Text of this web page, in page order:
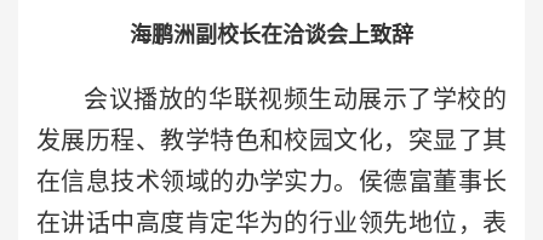
海鹏洲副校长在洽谈会上致辞
会议播放的华联视频生动展示了学校的
发展历程、教学特色和校园文化，突显了其
在信息技术领域的办学实力。侯德富董事长
在讲话中高度肯定华为的行业领先地位，表